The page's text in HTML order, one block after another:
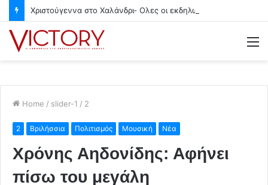
Home / slider-1 / 2
2 Βριλήσσια Πολιτισμός Μουσική Νέα
Χρόνης Αηδονίδης: Αφήνει
πίσω του μεγάλη